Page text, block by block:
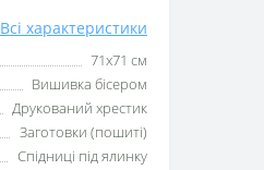
Всі характеристики
71х71 см
Вишивка бісером
Друкований хрестик
Заготовки (пошиті)
Спідниці під ялинку